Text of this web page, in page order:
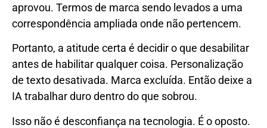
aprovou. Termos de marca sendo levados a uma
correspondência ampliada onde não pertencem.
Portanto, a atitude certa é decidir o que desabilitar
antes de habilitar qualquer coisa. Personalização
de texto desativada. Marca excluída. Então deixe a
IA trabalhar duro dentro do que sobrou.
Isso não é desconfiança na tecnologia. É o oposto.